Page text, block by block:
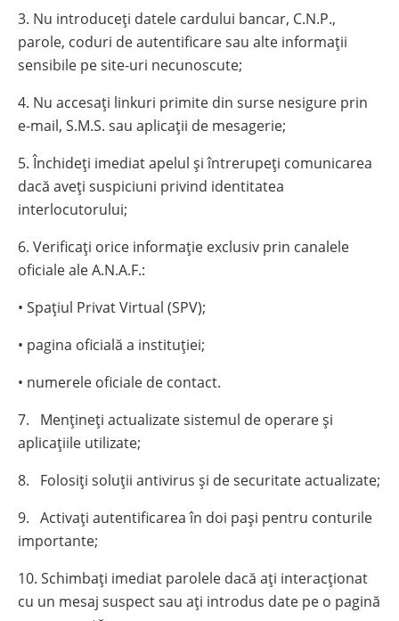
3. Nu introduceți datele cardului bancar, C.N.P.,
parole, coduri de autentificare sau alte informații
sensibile pe site-uri necunoscute;
4. Nu accesați linkuri primite din surse nesigure prin
e-mail, S.M.S. sau aplicații de mesagerie;
5. Închideți imediat apelul și întrerupeți comunicarea
dacă aveți suspiciuni privind identitatea
interlocutorului;
6. Verificați orice informație exclusiv prin canalele
oficiale ale A.N.A.F.:
• Spațiul Privat Virtual (SPV);
• pagina oficială a instituției;
• numerele oficiale de contact.
7. Mențineți actualizate sistemul de operare și
aplicațiile utilizate;
8. Folosiți soluții antivirus și de securitate actualizate;
9. Activați autentificarea în doi pași pentru conturile
importante;
10. Schimbați imediat parolele dacă ați interacționat
cu un mesaj suspect sau ați introdus date pe o pagină